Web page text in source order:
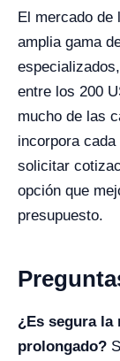
El mercado de
amplia gama
entre los 200
mucho de las
incorpora
solicitar
opción que
presupuesto.
¿Es segura la
prolongado?